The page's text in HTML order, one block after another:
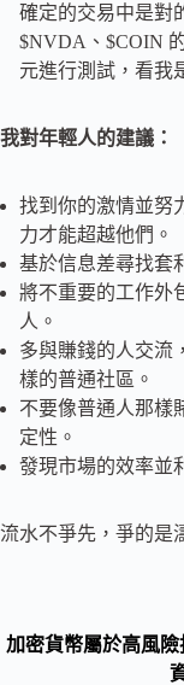
確定的交易中是對
$NVDA、$COIN
元進行測試，看我
我對年輕人的建議：
找到你的激情並努
力才能超越他們。
基於信息差尋找套
將不重要的工作外
人。
多與賺錢的人交流
樣的普通社區。
不要像普通人那樣
定性。
發現市場的效率並
流水不爭先，爭的是
加密貨幣屬於高風